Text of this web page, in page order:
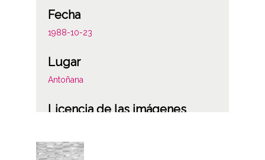
Fecha
1988-10-23
Lugar
Antoñana
Licencia de las imágenes